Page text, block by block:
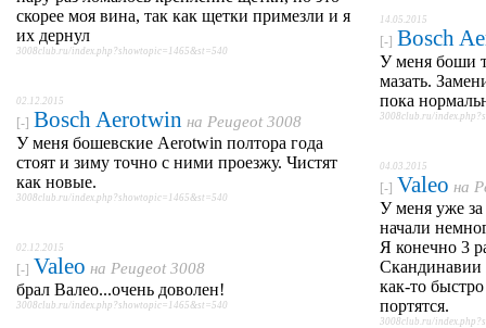
скорее моя вина, так как щетки примезли и я
их дернул
3008club.ru/index.php?showtopic=1465&st=540
02.12.2015
[-] Bosch Aerotwin на Peugeot 3008
У меня бошевские Aerotwin полтора года
стоят и зиму точно с ними проезжу. Чистят
как новые.
3008club.ru/index.php?showtopic=1465&st=540
02.12.2015
[-] Valeo на Peugeot 3008
брал Валео...очень доволен!
3008club.ru/index.php?showtopic=1465&st=540
14.05.2015
[-] Bosch
У меня боши
мазать.
пока
3008club.ru/
04.03.2015
[-] Valeo на
У меня уже
начали
Я конечно 3
Скандинавии
как-то
портятся.
3008club.ru/